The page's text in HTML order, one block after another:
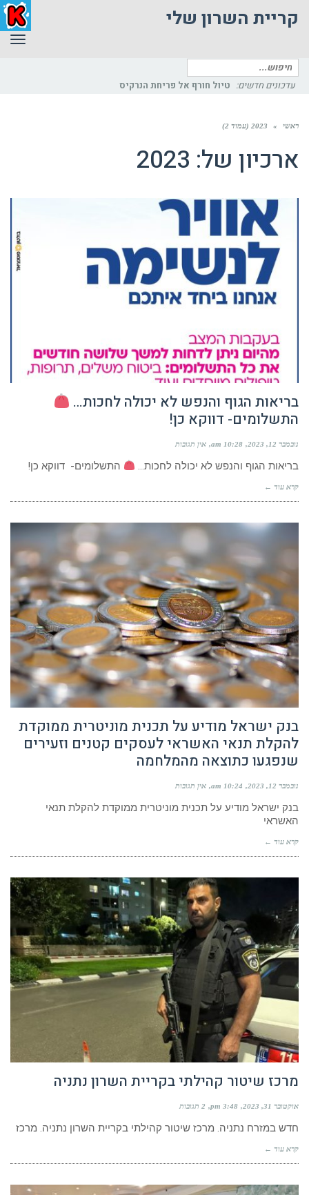
קריית השרון שלי
חיפוש
עבור:
ארכיון של: 2023
בריאות הגוף והנפש לא יכולה לחכות…
התשלומים- דווקא כן!
נובמבר 12, 2023 10:28 am אין תגובות
בריאות הגוף והנפש לא יכולה לחכות…
קרא עוד ←
בנק ישראל מודיע על תכנית מוניטרית ממוקדת
להקלת תנאי האשראי לעסקים קטנים וזעירים
שנפגעו כתוצאה מהמלחמה
נובמבר 12, 2023 10:24 am אין תגובות
בנק ישראל מודיע על תכנית מוניטרית ממוקדת להקלת תנאי
האשראי
קרא עוד ←
מרכז שיטור קהילתי בקריית השרון נתניה
אוקטובר 31, 2023 3:48 pm
חדש במזרח נתניה. מרכז שיטור קהילתי בקריית השרון נתניה. מרכז
קרא עוד ←